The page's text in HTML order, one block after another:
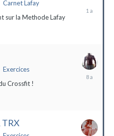
Carnet Lafay
sur la Methode Lafay
2023
Exercices
Crossfit !
27